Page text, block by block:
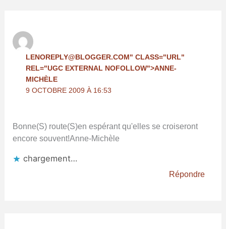
LENOREPLY@BLOGGER.COM" CLASS="URL"
REL="UGC EXTERNAL NOFOLLOW">ANNE-
MICHÈLE
9 OCTOBRE 2009 À 16:53
Bonne(S) route(S)en espérant qu'elles se croiseront
encore souvent!Anne-Michèle
chargement…
Répondre